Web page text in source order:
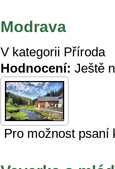
Modrava
V kategorii Příroda
Hodnocení: Ještě
Pro možnost